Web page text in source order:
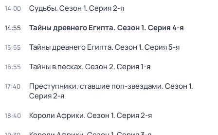
14:00 Судьбы. Сезон 1. Серия 2-я
14:55 Тайны древнего Египта. Сезон 1. Серия 4-я
15:55 Тайны древнего Египта. Сезон 1. Серия 5-я
16:55 Тайны в песках. Сезон 2. Серия 1-я
17:40 Преступники, ставшие поп-звездами. Сезон 1.
Серия 2-я
18:40 Короли Африки. Сезон 1. Серия 2-я